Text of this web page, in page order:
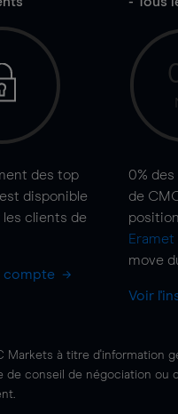
des top
disponible
les clients de
compte
0%
de
Eramet
move
Voir
Markets à titre d'information
conseil de négociation ou